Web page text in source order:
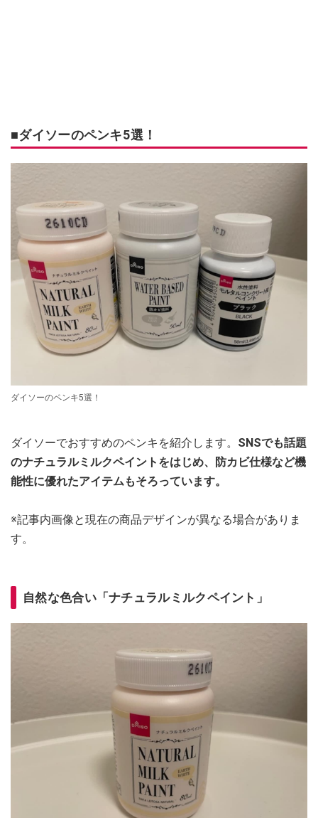
■ダイソーのペンキ5選！
ダイソーのペンキ5選！
ダイソーでおすすめのペンキを紹介します。 SNSでも話題
のナチュラルミルクペイントをはじめ、防カビ仕様など機
能性に優れたアイテムもそろっています。
※記事内画像と現在の商品デザインが異なる場合がありま
す。
自然な色合い「ナチュラルミルクペイント」